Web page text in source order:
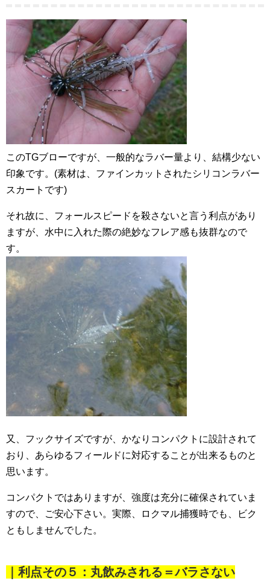
このTGブローですが、一般的なラバー量より、結構少ない
印象です。(素材は、ファインカットされたシリコンラバー
スカートです)
それ故に、フォールスピードを殺さないと言う利点があり
ますが、水中に入れた際の絶妙なフレア感も抜群なので
す。
又、フックサイズですが、かなりコンパクトに設計されて
おり、あらゆるフィールドに対応することが出来るものと
思います。
コンパクトではありますが、強度は充分に確保されていま
すので、ご安心下さい。実際、ロクマル捕獲時でも、ビク
ともしませんでした。
｜利点その５：丸飲みされる＝バラさない